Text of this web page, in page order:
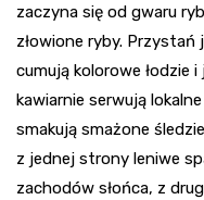
zaczyna się od gwaru
złowione ryby. Przystań
cumują kolorowe łodzie
kawiarnie serwują
smakują smażone
z jednej strony leniwe
zachodów słońca, z